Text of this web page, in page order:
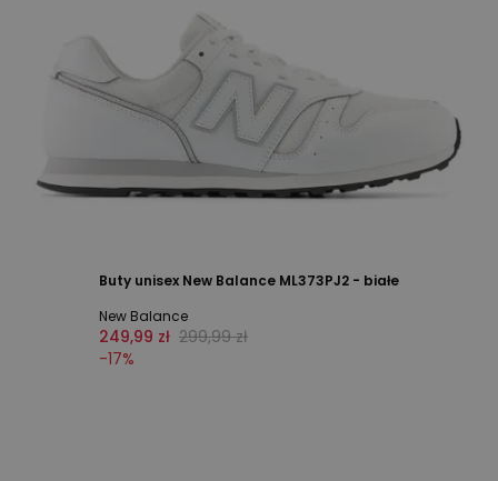
Buty unisex New Balance ML373PJ2 - białe
New Balance
249,99 zł 299,99 zł
-17%